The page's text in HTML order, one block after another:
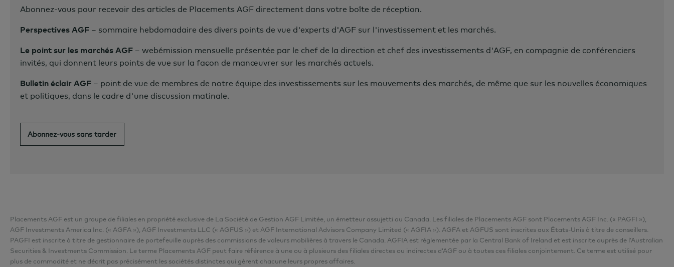
Abonnez-vous pour recevoir des articles de Placements AGF directement dans votre boîte de réception.
Perspectives AGF – sommaire hebdomadaire des divers points de vue d'experts d'AGF sur l'investissement et les marchés.
Le point sur les marchés AGF – webémission mensuelle présentée par le chef de la direction et chef des investissements d'AGF, en compagnie de conférenciers
invités, qui donnent leurs points de vue sur la façon de manœuvrer sur les marchés actuels.
Bulletin éclair AGF – point de vue de membres de notre équipe des investissements sur les mouvements des marchés, de même que sur les nouvelles économiques
et politiques, dans le cadre d'une discussion matinale.
Abonnez-vous sans tarder
Placements AGF est un groupe de filiales en propriété exclusive de La Société de Gestion AGF Limitée, un émetteur assujetti au Canada. Les filiales de Placements AGF sont Placements AGF Inc. (« PAGFI »),
AGF Investments America Inc. (« AGFA »), AGF Investments LLC (« AGFUS ») et AGF International Advisors Company Limited (« AGFIA »). AGFA et AGFUS sont inscrites aux États-Unis à titre de conseillers.
PAGFI est inscrite à titre de gestionnaire de portefeuille auprès des commissions de valeurs mobilières à travers le Canada. AGFIA est réglementée par la Central Bank of Ireland et est inscrite auprès de l’Australian
Securities & Investments Commission. Le terme Placements AGF peut faire référence à une ou à plusieurs des filiales directes ou indirectes d’AGF ou à toutes ces filiales conjointement. Ce terme est utilisé pour
plus de commodité et ne décrit pas précisément les sociétés distinctes qui gèrent chacune leurs propres affaires.